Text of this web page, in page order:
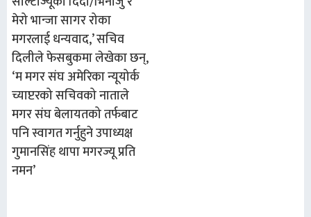
मेरो भान्जा सागर रोका
मगरलाई धन्यवाद,’ सचिव
दिलीले फेसबुकमा लेखेका छन्,
‘म मगर संघ अमेरिका न्यूयोर्क
च्याप्टरको सचिवको नाताले
मगर संघ बेलायतको तर्फबाट
पनि स्वागत गर्नुहुने उपाध्यक्ष
गुमानसिंह थापा मगरज्यू प्रति
नमन’